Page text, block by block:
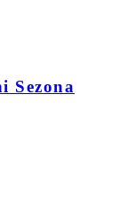
Sezona